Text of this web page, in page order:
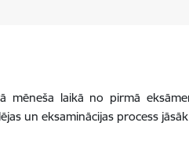
mēneša laikā no pirmā
un eksaminācijas process